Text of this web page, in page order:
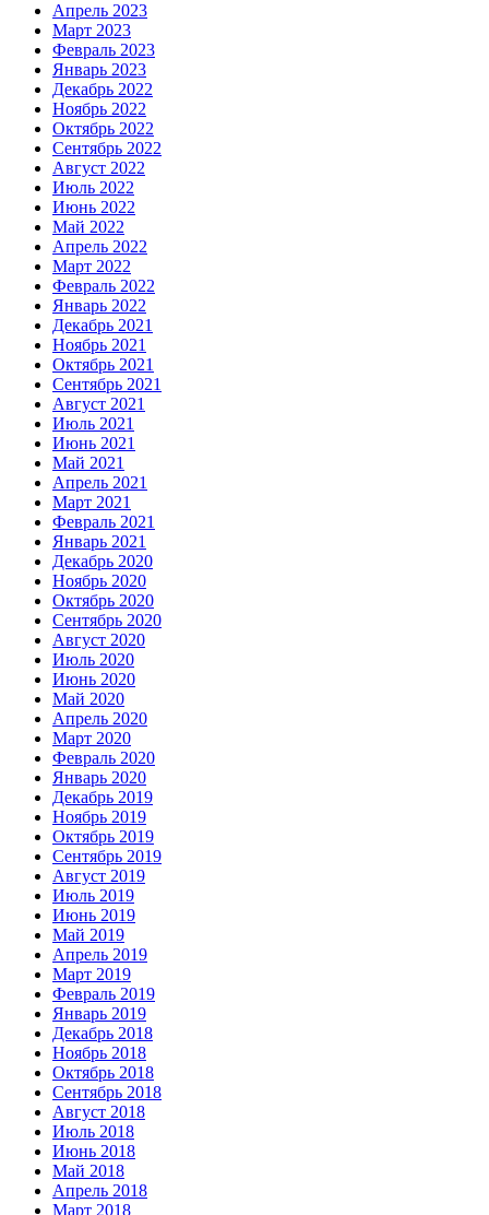
Апрель 2023
Март 2023
Февраль 2023
Январь 2023
Декабрь 2022
Ноябрь 2022
Октябрь 2022
Сентябрь 2022
Август 2022
Июль 2022
Июнь 2022
Май 2022
Апрель 2022
Март 2022
Февраль 2022
Январь 2022
Декабрь 2021
Ноябрь 2021
Октябрь 2021
Сентябрь 2021
Август 2021
Июль 2021
Июнь 2021
Май 2021
Апрель 2021
Март 2021
Февраль 2021
Январь 2021
Декабрь 2020
Ноябрь 2020
Октябрь 2020
Сентябрь 2020
Август 2020
Июль 2020
Июнь 2020
Май 2020
Апрель 2020
Март 2020
Февраль 2020
Январь 2020
Декабрь 2019
Ноябрь 2019
Октябрь 2019
Сентябрь 2019
Август 2019
Июль 2019
Июнь 2019
Май 2019
Апрель 2019
Март 2019
Февраль 2019
Январь 2019
Декабрь 2018
Ноябрь 2018
Октябрь 2018
Сентябрь 2018
Август 2018
Июль 2018
Июнь 2018
Май 2018
Апрель 2018
Март 2018